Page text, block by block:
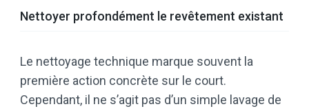
Nettoyer profondément le revêtement existant
Le nettoyage technique marque souvent la
première action concrète sur le court.
Cependant, il ne s’agit pas d’un simple lavage de